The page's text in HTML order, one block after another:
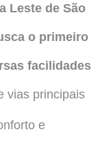
Leste de São
o primeiro
facilidades
vias principais
e